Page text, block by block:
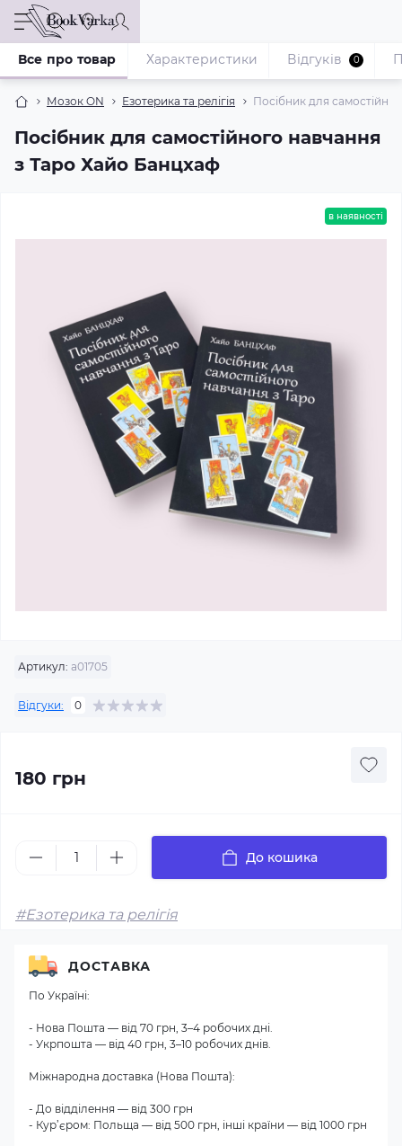
Мозок ON Езотерика та релігія Посібник для
Посібник для самостійного навчання
з Таро Хайо Банцхаф
Все про товар Характеристики Відгуків 0
в наявності
Артикул: а01705
Відгуки: 0
180 грн
До кошика
#Езотерика та релігія
ДОСТАВКА
По Україні:
- Нова Пошта — від 70 грн, 3–4 робочих дні.
- Укрпошта — від 40 грн, 3–10 робочих днів.
Міжнародна доставка (Нова Пошта):
- До відділення — від 300 грн
- Кур’єром: Польща — від 500 грн, інші країни — від 1000 грн